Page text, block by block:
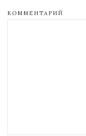
КОММЕНТАРИЙ